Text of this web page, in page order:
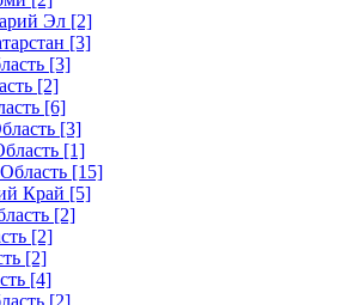
Эл [2]
[3]
[3]
[2]
[6]
[3]
[1]
[15]
Край [5]
[2]
[2]
[2]
[4]
[2]